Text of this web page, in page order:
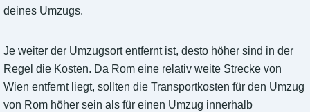
deines Umzugs.
Je weiter der Umzugsort entfernt ist, desto höher sind in der
Regel die Kosten. Da Rom eine relativ weite Strecke von
Wien entfernt liegt, sollten die Transportkosten für den Umzug
von Rom höher sein als für einen Umzug innerhalb